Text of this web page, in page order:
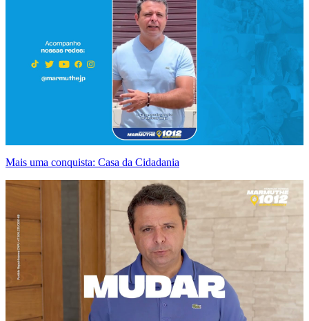
Mais uma conquista: Casa da Cidadania